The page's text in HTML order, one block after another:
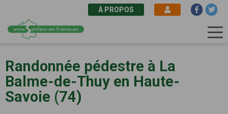
au
contenu
principal
À PROPOS
Randonnée pédestre à La
Balme-de-Thuy en Haute-
Savoie (74)